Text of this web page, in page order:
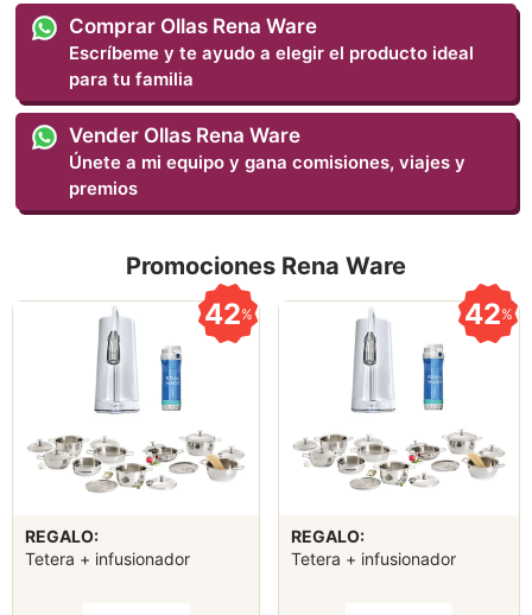
Comprar Ollas Rena Ware
Escríbeme y te ayudo a elegir el producto ideal
para tu familia
Vender Ollas Rena Ware
Únete a mi equipo y gana comisiones, viajes y
premios
Promociones Rena Ware
42%
REGALO:
Tetera + infusionador
42%
REGALO:
Tetera + infusionador